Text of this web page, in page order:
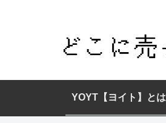
YOYT【ヨイト】とは